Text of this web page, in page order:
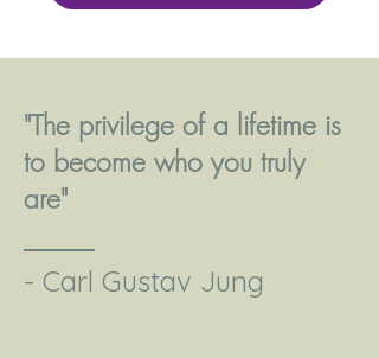
"The privilege of a lifetime is
to become who you truly
are"
- Carl Gustav Jung